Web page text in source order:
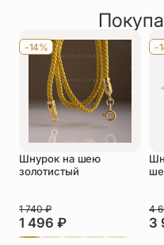
Телефон
Отзыв *
Прикрепить фото
-14%
Шнурок на шею
золотистый
1 496 ₽
1 740₽
-
3
4